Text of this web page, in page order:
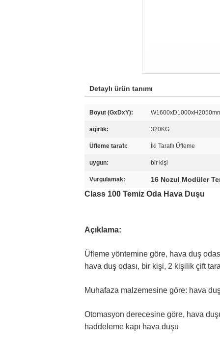
Detaylı ürün tanımı
Boyut (GxDxY):
ağırlık: 320KG
Üfleme tarafı: İki Taraflı Üfleme
uygun: bir kişi
Vurgulamak: 16 Nozul Modüler
Class 100 Temiz Oda Hava Duşu
Açıklama:
Üfleme yöntemine göre, hava duş
hava duş odası, bir kişi, 2 kişilik çift
Muhafaza malzemesine göre: hava
Otomasyon derecesine göre, hava
haddeleme kapı hava duşu